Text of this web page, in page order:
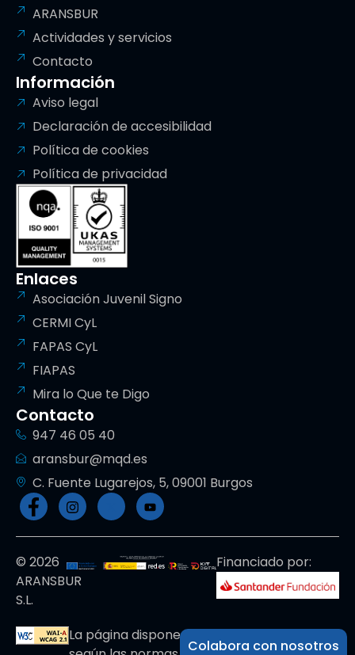
ARANSBUR
Actividades y servicios
Contacto
Información
Aviso legal
Declaración de accesibilidad
Política de cookies
Política de privacidad
Enlaces
Asociación Juvenil Signo
CERMI CyL
FAPAS CyL
FIAPAS
Mira lo Que te Digo
Contacto
947 46 05 40
aransbur@mqd.es
C. Fuente Lugarejos, 5, 09001 Burgos
Colabora con nosotros
© 2026
ARANSBUR
S.L.
Financiado por:
La página dispone de código accesible